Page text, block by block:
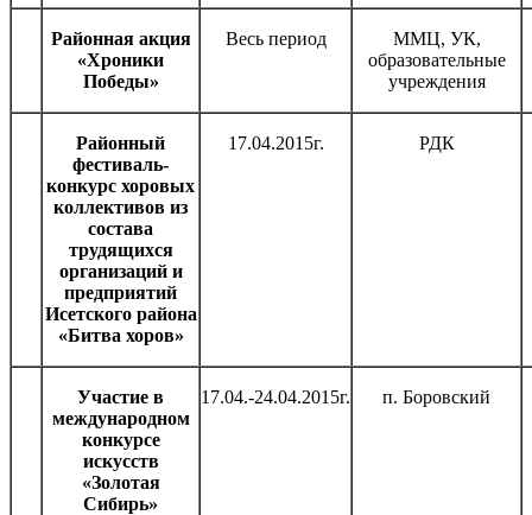
Районная акция
«Хроники
Победы»
Весь период
ММЦ, УК,
образовательные
учреждения
Районный
фестиваль-
конкурс хоровых
коллективов из
состава
трудящихся
организаций и
предприятий
Исетского района
«Битва хоров»
17.04.2015г. РДК
Участие в
международном
конкурсе
искусств
«Золотая
Сибирь»
17.04.-24.04.2015г. п. Боровский